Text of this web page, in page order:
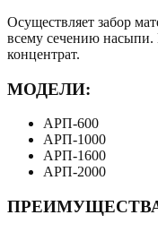
Осуществляет забор
всему сечению
концентрат.
МОДЕЛИ:
АРП-600
АРП-1000
АРП-1600
АРП-2000